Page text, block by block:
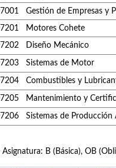
Gestión de Empresas y
Motores Cohete
Diseño Mecánico
Sistemas de Motor
Combustibles y
Mantenimiento y
Sistemas de Producción
B (Básica), OB